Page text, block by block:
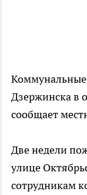
Дзержинска в
сообщает
Две недели
улице
сотрудникам